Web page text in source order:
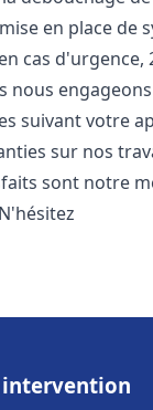
en place
cas
nous
suivant votre
sur nos
sont notre
intervention